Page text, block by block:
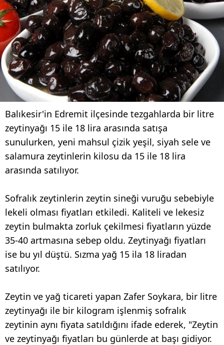
Balıkesir'in Edremit ilçesinde tezgahlarda bir litre
zeytinyağı 15 ile 18 lira arasında satışa
sunulurken, yeni mahsul çizik yeşil, siyah sele ve
salamura zeytinlerin kilosu da 15 ile 18 lira
arasında satılıyor.
Sofralık zeytinlerin zeytin sineği vuruğu sebebiyle
lekeli olması fiyatları etkiledi. Kaliteli ve lekesiz
zeytin bulmakta zorluk çekilmesi fiyatların yüzde
35-40 artmasına sebep oldu. Zeytinyağı fiyatları
ise bu yıl düştü. Sızma yağ 15 ila 18 liradan
satılıyor.
Zeytin ve yağ ticareti yapan Zafer Soykara, bir litre
zeytinyağı ile bir kilogram işlenmiş sofralık
zeytinin aynı fiyata satıldığını ifade ederek, "Zeytin
ve zeytinyağı fiyatları bu günlerde at başı gidiyor.